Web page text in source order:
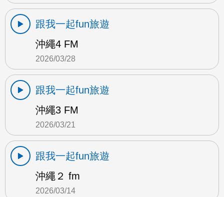
跟我一起fun旅遊
沖繩4 FM
2026/03/28
跟我一起fun旅遊
沖繩3 FM
2026/03/21
跟我一起fun旅遊
沖繩２ fm
2026/03/14